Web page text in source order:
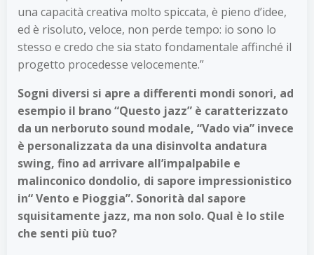
una capacità creativa molto spiccata, è pieno d’idee,
ed è risoluto, veloce, non perde tempo: io sono lo
stesso e credo che sia stato fondamentale affinché il
progetto procedesse velocemente.”
Sogni diversi si apre a differenti mondi sonori, ad
esempio il brano “Questo jazz” è caratterizzato
da un nerboruto sound modale, “Vado via” invece
è personalizzata da una disinvolta andatura
swing, fino ad arrivare all’impalpabile e
malinconico dondolio, di sapore impressionistico
in“ Vento e Pioggia”. Sonorità dal sapore
squisitamente jazz, ma non solo. Qual è lo stile
che senti più tuo?